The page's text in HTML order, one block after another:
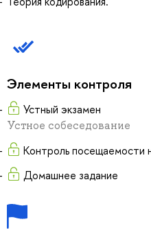
Элементы контроля
Устный экзамен
Устное собеседование
Контроль посещаемости
Домашнее задание